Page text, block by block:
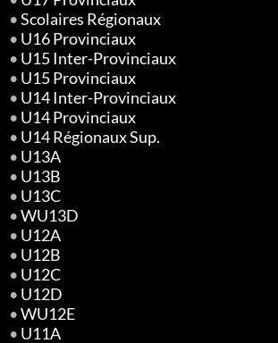
•Scolaires Régionaux
• U16 Provinciaux
• U15 Inter-Provinciaux
• U15 Provinciaux
• U14 Inter-Provinciaux
• U14 Provinciaux
• U14 Régionaux Sup.
• U13A
• U13B
• U13C
•WU13D
• U12A
• U12B
• U12C
• U12D
•WU12E
• U11A